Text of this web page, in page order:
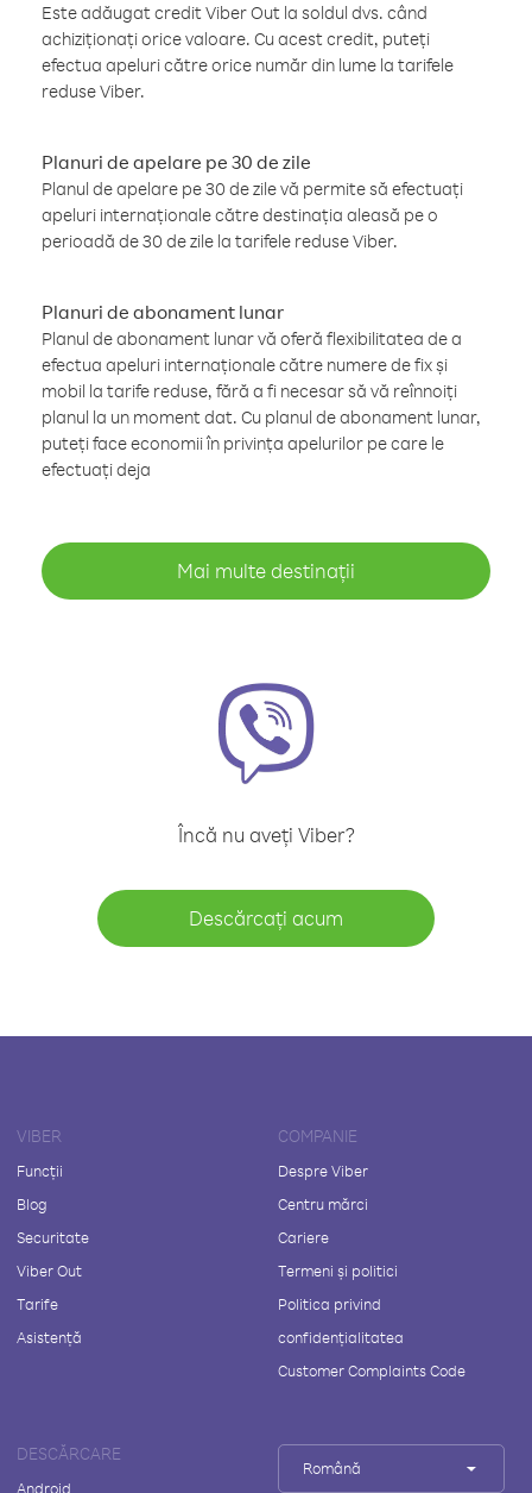
Este adăugat credit Viber Out la soldul dvs. când
achiziționați orice valoare. Cu acest credit, puteți
efectua apeluri către orice număr din lume la tarifele
reduse Viber.
Planuri de apelare pe 30 de zile
Planul de apelare pe 30 de zile vă permite să efectuați
apeluri internaționale către destinația aleasă pe o
perioadă de 30 de zile la tarifele reduse Viber.
Planuri de abonament lunar
Planul de abonament lunar vă oferă flexibilitatea de a
efectua apeluri internaționale către numere de fix și
mobil la tarife reduse, fără a fi necesar să vă reînnoiți
planul la un moment dat. Cu planul de abonament lunar,
puteți face economii în privința apelurilor pe care le
efectuați deja
Mai multe destinații
Încă nu aveți Viber?
Descărcați acum
VIBER
Funcții
Blog
Securitate
Viber Out
Tarife
Asistență
COMPANIE
Despre Viber
Centru mărci
Cariere
Termeni și politici
Politica privind
confidențialitatea
Customer Complaints Code
DESCĂRCARE
Android
Română